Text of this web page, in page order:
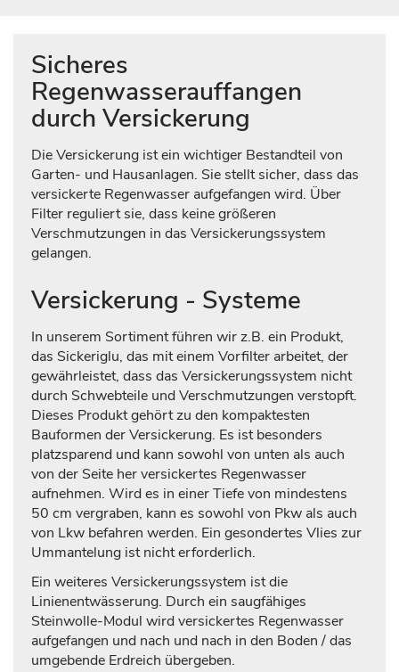
Sicheres
Regenwasserauffangen
durch Versickerung
Die Versickerung ist ein wichtiger Bestandteil von
Garten- und Hausanlagen. Sie stellt sicher, dass das
versickerte Regenwasser aufgefangen wird. Über
Filter reguliert sie, dass keine größeren
Verschmutzungen in das Versickerungssystem
gelangen.
Versickerung - Systeme
In unserem Sortiment führen wir z.B. ein Produkt,
das Sickeriglu, das mit einem Vorfilter arbeitet, der
gewährleistet, dass das Versickerungssystem nicht
durch Schwebteile und Verschmutzungen verstopft.
Dieses Produkt gehört zu den kompaktesten
Bauformen der Versickerung. Es ist besonders
platzsparend und kann sowohl von unten als auch
von der Seite her versickertes Regenwasser
aufnehmen. Wird es in einer Tiefe von mindestens
50 cm vergraben, kann es sowohl von Pkw als auch
von Lkw befahren werden. Ein gesondertes Vlies zur
Ummantelung ist nicht erforderlich.
Ein weiteres Versickerungssystem ist die
Linienentwässerung. Durch ein saugfähiges
Steinwolle-Modul wird versickertes Regenwasser
aufgefangen und nach und nach in den Boden / das
umgebende Erdreich übergeben.